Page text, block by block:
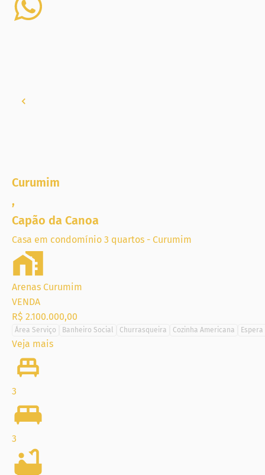
Curumim
,
Capão da Canoa
Casa em condomínio 3 quartos - Curumim
Arenas Curumim
VENDA
R$ 2.100.000,00
Área Serviço Banheiro Social Churrasqueira Cozinha Americana
Veja mais
3
3